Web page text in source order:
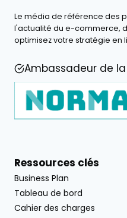
Le média de référence des
l'actualité du e-commerce,
optimisez votre stratégie en
Ambassadeur de
Ressources clés
Business Plan
Tableau de bord
Cahier des charges